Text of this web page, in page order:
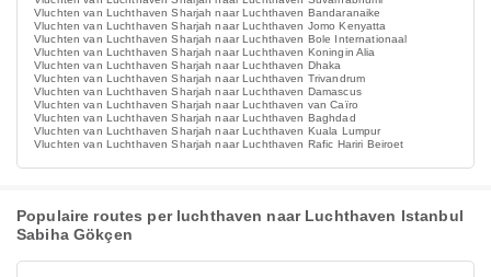
Vluchten van Luchthaven Sharjah naar Luchthaven Bandaranaike
Vluchten van Luchthaven Sharjah naar Luchthaven Jomo Kenyatta
Vluchten van Luchthaven Sharjah naar Luchthaven Bole Internationaal
Vluchten van Luchthaven Sharjah naar Luchthaven Koningin Alia
Vluchten van Luchthaven Sharjah naar Luchthaven Dhaka
Vluchten van Luchthaven Sharjah naar Luchthaven Trivandrum
Vluchten van Luchthaven Sharjah naar Luchthaven Damascus
Vluchten van Luchthaven Sharjah naar Luchthaven van Caïro
Vluchten van Luchthaven Sharjah naar Luchthaven Baghdad
Vluchten van Luchthaven Sharjah naar Luchthaven Kuala Lumpur
Vluchten van Luchthaven Sharjah naar Luchthaven Rafic Hariri Beiroet
Populaire routes per luchthaven naar Luchthaven Istanbul
Sabiha Gökçen